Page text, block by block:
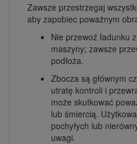
Zawsze przestrzegaj
aby zapobiec poważnym
Nie przewoź ładunku
maszyny; zawsze
podłoża.
Zbocza są głównym
utratę kontroli i
może skutkować
lub śmiercią.
pochyłych lub
uwagi.